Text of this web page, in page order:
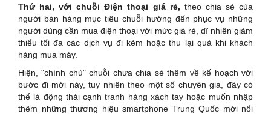
Thứ hai, với chuỗi Điện thoại giá rẻ, theo chia sẻ của
người bán hàng mục tiêu chuỗi hướng đến phục vụ những
người dùng cần mua điện thoại với mức giá rẻ, dĩ nhiên giảm
thiểu tối đa các dịch vụ đi kèm hoặc thu lại quà khi khách
hàng mua máy.
Hiện, "chính chủ" chuỗi chưa chia sẻ thêm về kế hoạch với
bước đi mới này, tuy nhiên theo một số chuyên gia, đây có
thể là động thái cạnh tranh hàng xách tay hoặc muốn nhập
thêm những thương hiệu smartphone Trung Quốc mới nổi